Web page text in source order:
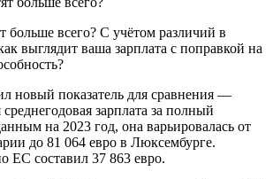
больше всего? С учётом различий в
выглядит ваша зарплата с поправкой на
новый показатель для сравнения —
зарплата за полный
на 2023 год, она варьировалась от
до 81 064 евро в Люксембурге.
ЕС составил 37 863 евро.